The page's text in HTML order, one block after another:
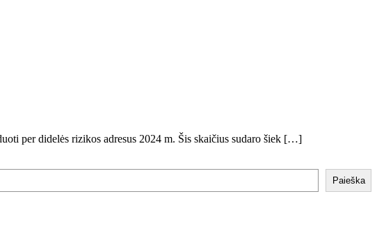
per didelės rizikos adresus 2024 m. Šis skaičius sudaro šiek […]
Paieška